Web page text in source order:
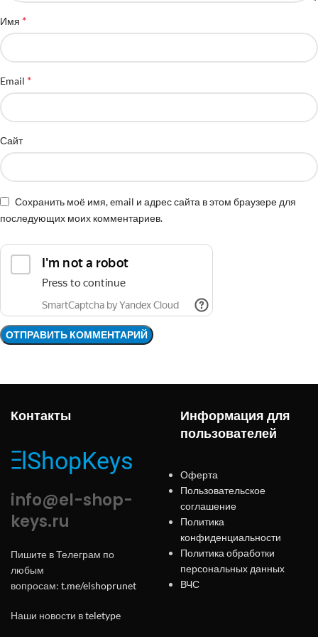
Имя *
Email *
Сайт
Сохранить моё имя, email и адрес сайта в этом браузере для
последующих моих комментариев.
Контакты
info@el-shop-
keys.ru
Пишите в Телеграм по
любым
вопросам: t.me/elshoprunet
Наши новости вteletype
Информация для
пользователей
Оферта
Пользовательское
соглашение
Политика
конфиденциальности
Политика обработки
персональных данных
ВЧС